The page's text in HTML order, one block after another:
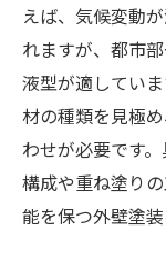
えば、気候変動
れますが、都市
液型が適してい
材の種類を見極
わせが必要です
構成や重ね塗り
能を保つ外壁塗装